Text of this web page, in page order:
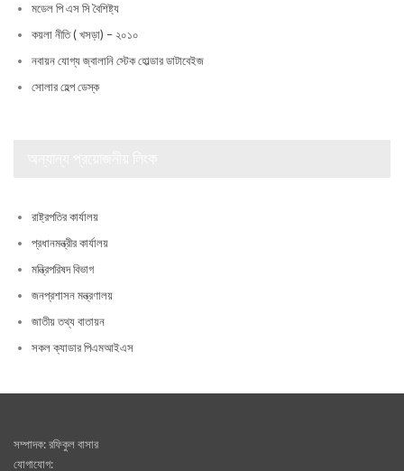
মডেল পি এস সি বৈশিষ্ট্য
কয়লা নীতি ( খসড়া) – ২০১০
নবায়ন যোগ্য জ্বালানি স্টেক হোল্ডার ডাটাবেইজ
সোলার হেল্প ডেস্ক
রাষ্ট্রপতির কার্যালয়
প্রধানমন্ত্রীর কার্যালয়
মন্ত্রিপরিষদ বিভাগ
জনপ্রশাসন মন্ত্রণালয়
জাতীয় তথ্য বাতায়ন
সকল ক্যাডার পিএমআইএস
সম্পাদক: রফিকুল বাসার
যোগাযোগ: